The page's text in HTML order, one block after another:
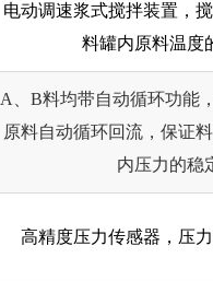
电动调速浆式搅拌装置，
料罐内原料温度
A、B料均带自动循环功能
原料自动循环回流，保证
内压力的稳
高精度压力传感器，压